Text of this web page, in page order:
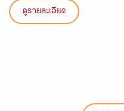
ดูรายละเอียด